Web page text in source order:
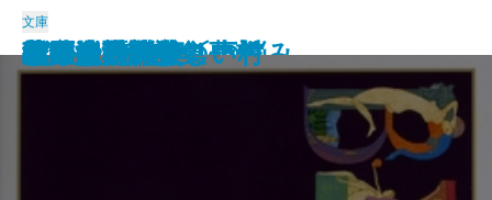
孤独な散歩者の夢想
ゲーテ詩集
脂肪の塊・テリエ館
パルムの僧院〔下〕
巴里の憂鬱
若きウェルテルの悩み
ハイネ詩集
女の一生
パルムの僧院〔上〕
三好達治詩集
文庫
バイロン詩集
春琴抄
風立ちぬ・美しい村
ヴィヨンの妻
北原白秋詩集
萩原朔太郎詩集
ヘッセ詩集
春の嵐
椿姫
春